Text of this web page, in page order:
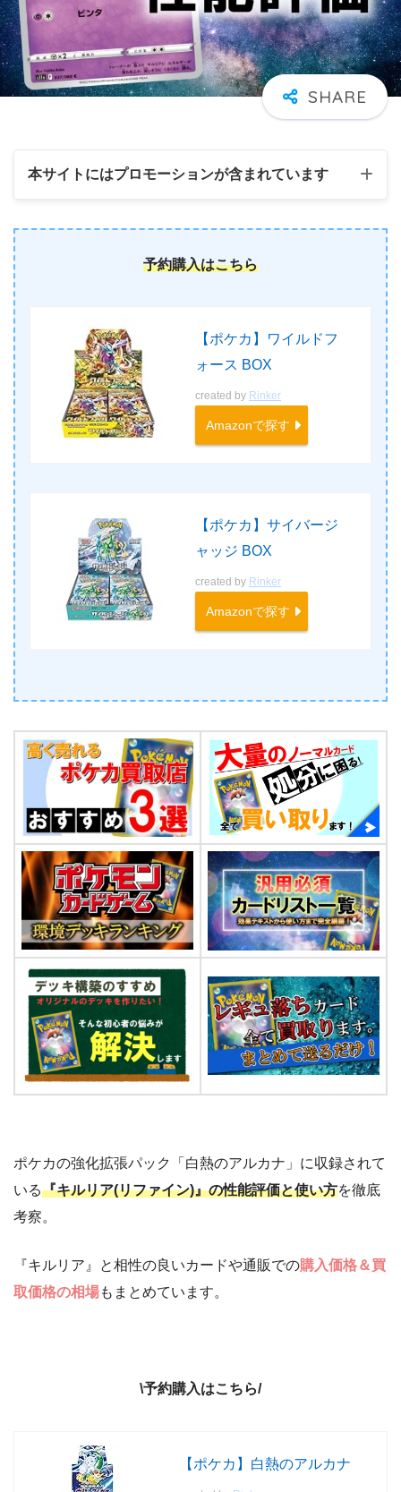
本サイトにはプロモーションが含まれています
予約購入はこちら
【ポケカ】ワイルドフ
ォース BOX
created by Rinker
Amazonで探す
【ポケカ】サイバージ
ャッジ BOX
created by Rinker
Amazonで探す
ポケカの強化拡張パック「白熱のアルカナ」に収録されて
いる『キルリア(リファイン)』の性能評価と使い方を徹底
考察。
『キルリア』と相性の良いカードや通販での購入価格＆買
取価格の相場もまとめています。
\予約購入はこちら/
【ポケカ】白熱のアルカナ